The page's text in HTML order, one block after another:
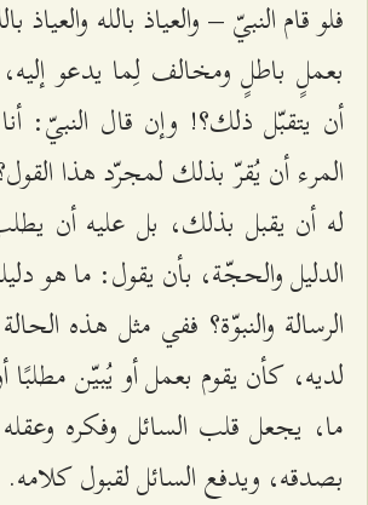
فلو قام النبيّ – والعياذ بالله والعياذ
بعملٍ باطلٍ ومخالف لِما يدعو
أن يتقبّل ذلك؟! وإن قال النبيّ:
المرء أن يُقرّ بذلك لمجرّد هذا
له أن يقبل بذلك، بل عليه أن
الدليل والحجّة، بأن يقول: ما هو
الرسالة والنبوّة؟ ففي مثل هذه
لديه، كأن يقوم بعمل أو يُبيّن
ما، يجعل قلب السائل وفكره
بصدقه، ويدفع السائل لقبول كلامه.